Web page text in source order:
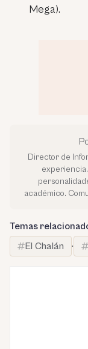
Mega).
Director de
académico.
Temas
El Chalán
·